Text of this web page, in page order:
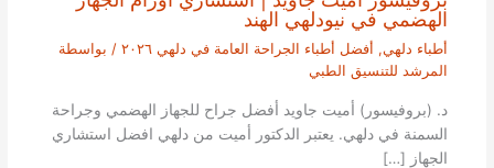
الهضمي في نيودلهي الهند
أطباء دلهي, أفضل أطباء الجراحة العامة في دلهي ٢٠٢٦
/ بواسطة
المرشد للتنسيق الطبي
د. (بروفيسور) أميت جاويد أفضل جراح للجهاز الهضمي وجراحة
السمنة في دلهي. يعتبر الدكتور أميت من دلهي افضل استشاري
الجهاز […]